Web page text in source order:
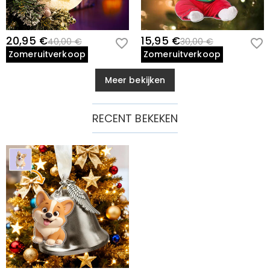
20,95 €40,00 €
Zomeruitverkoop
15,95 €30,00 €
Zomeruitverkoop
Meer bekijken
RECENT BEKEKEN